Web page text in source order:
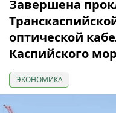
Завершена
оптической
Каспийского
ЭКОНОМИКА